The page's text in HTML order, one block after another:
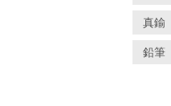
真鍮
鉛筆